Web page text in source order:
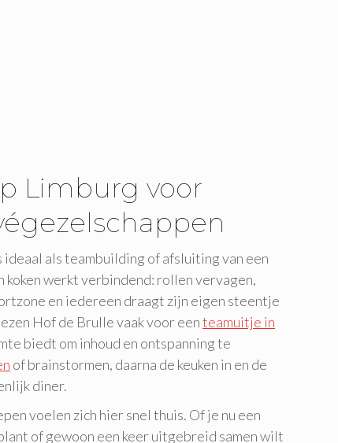
Limburg voor
ideaal als teambuilding of afsluiting van een
werkt verbindend: rollen vervagen,
en iedereen draagt zijn eigen steentje
Hof de Brulle vaak voor eenteamuitje in
biedt om inhoud en ontspanning te
of brainstormen, daarna de keuken in en de
diner.
voelen zich hier snel thuis. Of je nu een
of gewoon een keer uitgebreid samen wilt